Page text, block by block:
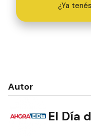
¿Ya
Autor
El Día